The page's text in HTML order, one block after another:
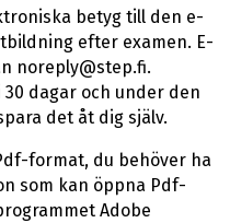
betyg till den e-
efter examen. E-
noreply@step.fi.
dagar och under den
det åt dig själv.
format, du behöver ha
som kan öppna Pdf-
Adobe